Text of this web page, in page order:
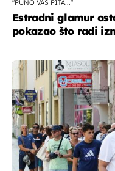
"PUNO VAS PITA..."
Estradni glamur
pokazao što radi